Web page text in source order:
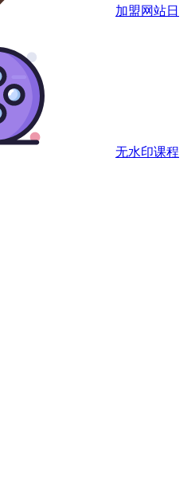
加盟网站日
无水印课程